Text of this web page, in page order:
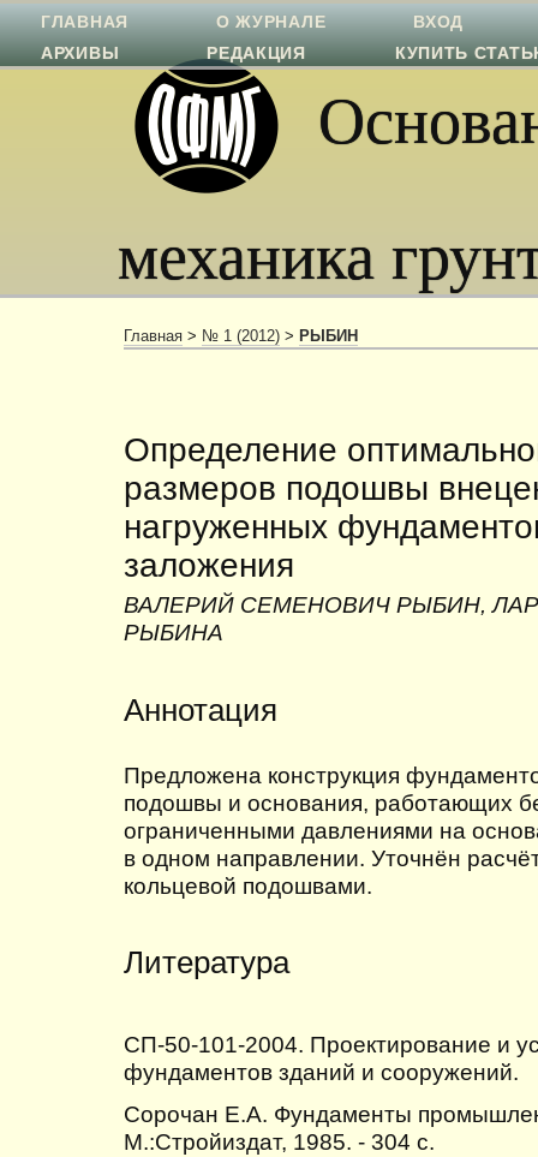
механика
ГЛАВНАЯ О ЖУРНАЛЕ
ВХОД
АРХИВЫ
РЕДАКЦИЯ КУПИТЬ
Главная > № 1 (2012) > РЫБИН
Определение
размеров подошвы
нагруженных
заложения
ВАЛЕРИЙ СЕМЕНОВИЧ РЫБИН,
РЫБИНА
Аннотация
Предложена конструкция
подошвы и основания, работающих
ограниченными давлениями на
в одном направлении. Уточнён
кольцевой подошвами.
Литература
СП-50-101-2004. Проектирование и
фундаментов зданий и сооружений.
Сорочан Е.А. Фундаменты
М.:Стройиздат, 1985. - 304 с.